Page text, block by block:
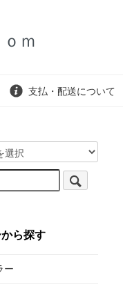
ｍ
支払・配送について
ら探す
ー